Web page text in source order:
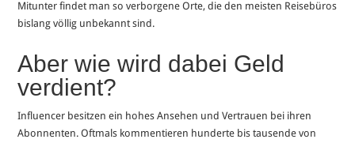
Mitunter findet man so verborgene Orte, die den meisten Reisebüros
bislang völlig unbekannt sind.
Aber wie wird dabei Geld
verdient?
Influencer besitzen ein hohes Ansehen und Vertrauen bei ihren
Abonnenten. Oftmals kommentieren hunderte bis tausende von